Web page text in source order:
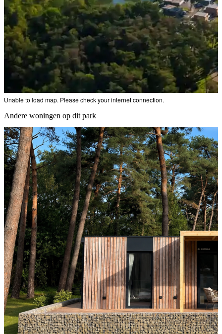
Unable to load map. Please check your internet connection.
Andere woningen op dit park